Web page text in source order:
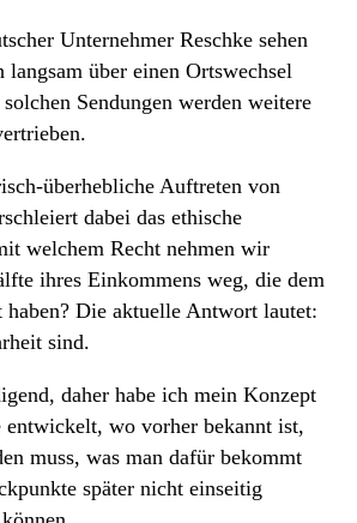
Unternehmer Reschke sehen
über einen Ortswechsel
Sendungen werden weitere
überhebliche Auftreten von
dabei das ethische
welchem Recht nehmen wir
ihres Einkommens weg, die dem
haben? Die aktuelle Antwort lautet:
sind.
daher habe ich mein Konzept
entwickelt, wo vorher bekannt ist,
muss, was man dafür bekommt
später nicht einseitig